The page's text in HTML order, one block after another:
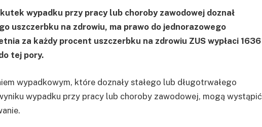
wypadku przy pracy lub choroby zawodowej doznał
uszczerbku na zdrowiu, ma prawo do jednorazowego
za każdy procent uszczerbku na zdrowiu ZUS wypłaci 1636
tej pory.
wypadkowym, które doznały stałego lub długotrwałego
wypadku przy pracy lub choroby zawodowej, mogą wystąpić